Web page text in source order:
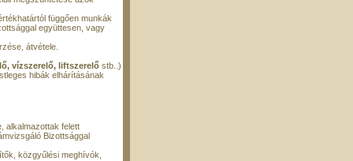
függően munkák
együttesen, vagy
átvétele.
vízszerelő, liftszerelő stb..)
hibák elhárításának
alkalmazottak felett
Bizottsággal
közgyűlési meghívók,